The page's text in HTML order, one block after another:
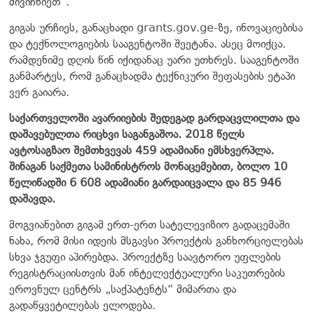
გიგას ურჩიეს, განაცხადი grants.gov.ge-ზე, ინოვაციებისა
და ტექნოლოგიების სააგენტოში შეეტანა. ასეც მოიქცა.
რამდენიმე დღის წინ იქიდანაც უარი უთხრეს. სააგენტოში
განმარტეს, რომ განაცხადმა ტექნიკური შეფასების ეტაპი
ვერ გაიარა.
საქართველოში ავარიიების შედეგად გარდაცვლილთა და
დაშავებულთა რიცხვი საგანგაშოა. 2018 წელს
ავტოსაგზაო შემთხვევას 459 ადამიანი ემსხვერპლა.
შინაგან საქმეთა სამინისტროს მონაცემებით, ბოლო 10
წელიწადში 6 608 ადამიანი გარდაიცვალა და 85 946
დაშავდა.
მოგვიანებით გიგამ ერთ-ერთ სატელევიზიო გადაცემაში
ნახა, რომ მისი იდეის მსგავსი პროექტის განხორციელებას
სხვა ჯგუფი აპირებდა. პროექტზე საავტორო უფლების
რეგისტრაციისთვის მან ინტელექტუალური საკუთრების
ეროვნულ ცენტრს „საქპატენტს“ მიმართა და
გადაწყვეტილებას ელოდება.